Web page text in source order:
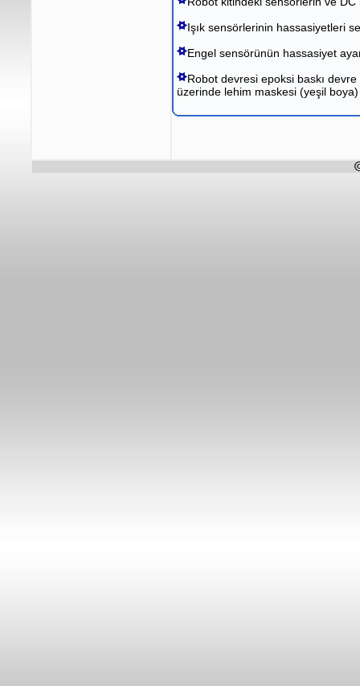
Işık sensörlerinin hassasiyetleri
Engel sensörünün hassasiyet
Robot devresi epoksi baskı devre
üzerinde lehim maskesi (yeşil